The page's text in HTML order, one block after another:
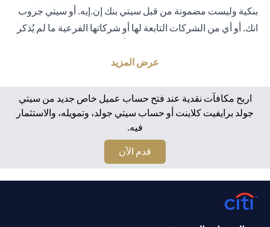
بنكية وليست مضمونة من قبل سيتي بنك إن.إيه. أو سيتي جروب
انك. أو أي من الشركات التابعة لها أو شركاتها الفرعية ما لم يُذكر
من قبل الحكومة أو الجهات الحكومية. تخضع منتجات الاستثمار
الأصلي المستثمر. الأداء السابق لمنتجات الاستثمار ليس مؤشرًا
على النتائج المستقبلية، بمعنى أن الأسعار قد ترتفع أو تنخفض.
يجب أن يكون المستثمرون الذين يستثمرون في منتجات
استثمارية و / أو منتجات خزينة مقومة بعملة أجنبية (غير محلية)
على دراية بمخاطر تقلبات أسعار الصرف التي قد تتسبب في
خسارة رأس المال عند تحويل العملة الأجنبية إلى العملة المحلية
للمستثمرين. لا تتوفر منتجات الاستثمار والخزينة للأشخاص
الأمريكيين. تخضع جميع الطلبات المتعلقة بمنتجات الاستثمار
عرض المزيد
اربح مكافآت نقدية عند فتح حساب عميل خاص جديد من سيتي
جولد برايفيت كلاينت أو حساب سيتي جولد، وتمويله، والاستثمار
فيه.
قدم الآن